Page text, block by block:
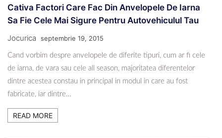
Cativa Factori Care Fac Din Anvelopele De Iarna
Sa Fie Cele Mai Sigure Pentru Autovehiculul Tau
Jocurica septembrie 19, 2015
Cand vorbim despre anvelopele de diferite tipuri, cum ar fi cele
de iarna, de vara sau cele all season, majoritatea diferentelor
dintre acestea constau in principal in modul in care au fost
fabricate, iar dintre…
READ MORE